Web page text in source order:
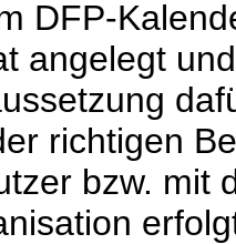
DFP-
angelegt
richtigen
bzw. mit